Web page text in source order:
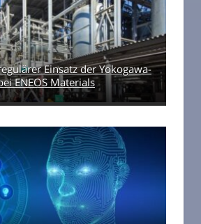
Einsatz der Yokogawa-
ENEOS Materials